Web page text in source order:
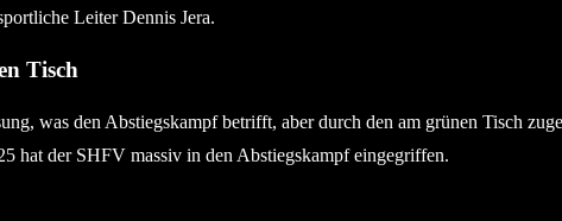
Leiter Dennis Jera.
Tisch
was den Abstiegskampf betrifft, aber durch den am grünen Tisch
hat der SHFV massiv in den Abstiegskampf eingegriffen.